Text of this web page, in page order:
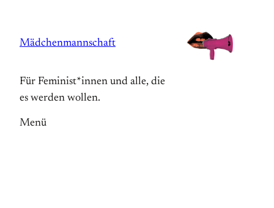
springen
Mädchenmannschaft
Für Feminist*innen und alle, die
es werden wollen.
Menü